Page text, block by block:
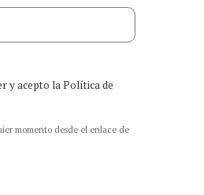
y acepto la Política de
momento desde el enlace de